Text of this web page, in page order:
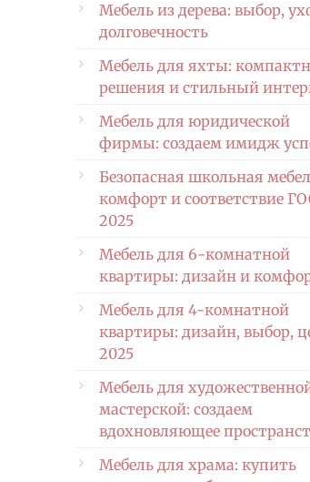
Мебель из дерева: выбор,
долговечность
Мебель для яхты:
решения и стильный
Мебель для юридической
фирмы: создаем имидж
Безопасная школьная
комфорт и соответствие
2025
Мебель для 6-комнатной
квартиры: дизайн и
Мебель для 4-комнатной
квартиры: дизайн, выбор,
2025
Мебель для
мастерской: создаем
вдохновляющее
Мебель для храма: купить